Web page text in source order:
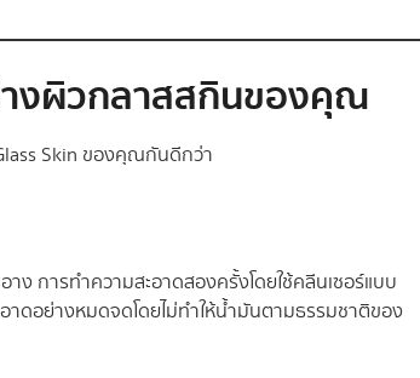
างผิวกลาสสกินของคุณ
Skin ของคุณกันดีกว่า
ง การทำความสะอาดสองครั้งโดยใช้คลีนเซอร์แบบ
าดอย่างหมดจดโดยไม่ทำให้น้ำมันตามธรรมชาติของ